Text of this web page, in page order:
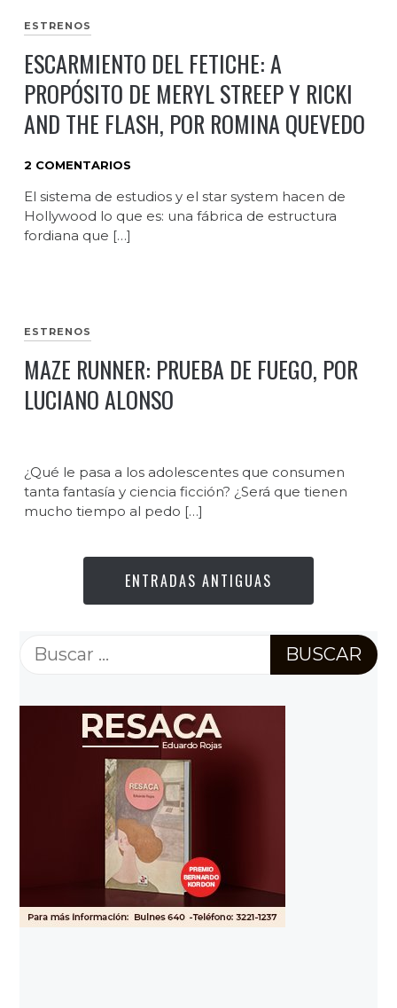
ESTRENOS
ESCARMIENTO DEL FETICHE: A
PROPÓSITO DE MERYL STREEP Y RICKI
AND THE FLASH, POR ROMINA QUEVEDO
2 COMENTARIOS
El sistema de estudios y el star system hacen de
Hollywood lo que es: una fábrica de estructura
fordiana que […]
ESTRENOS
MAZE RUNNER: PRUEBA DE FUEGO, POR
LUCIANO ALONSO
¿Qué le pasa a los adolescentes que consumen
tanta fantasía y ciencia ficción? ¿Será que tienen
mucho tiempo al pedo […]
ENTRADAS ANTIGUAS
Buscar: